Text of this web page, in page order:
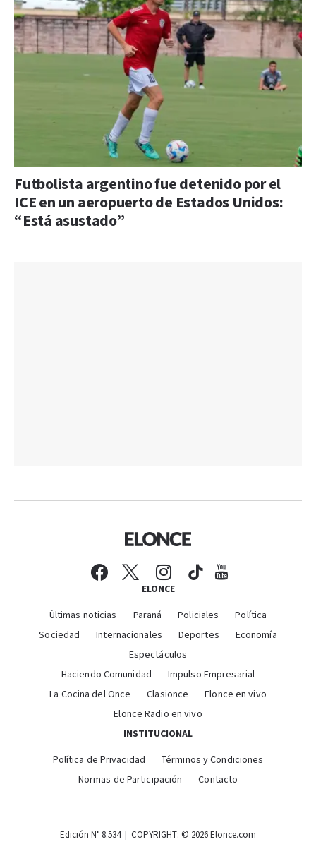
Futbolista argentino fue detenido por el
ICE en un aeropuerto de Estados Unidos:
“Está asustado”
ELONCE
Últimas noticias Paraná Policiales
Política
Sociedad
Internacionales Deportes
Economía
Espectáculos
Haciendo Comunidad
Impulso Empresarial
La Cocina del Once
Clasionce
Elonce en vivo
Elonce Radio en vivo
INSTITUCIONAL
Política de Privacidad
Términos y Condiciones
Normas de Participación
Contacto
Edición N° 8.534 | COPYRIGHT: © 2026 Elonce.com